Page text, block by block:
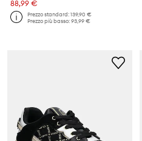
88,99 €
Prezzo standard:139,90 €
Prezzo più basso:93,99 €